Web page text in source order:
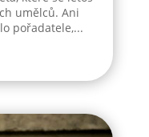
umělců. Ani
pořadatele,...